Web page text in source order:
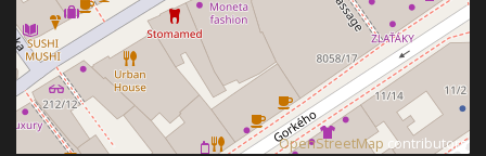
©OpenStreetMap contributors